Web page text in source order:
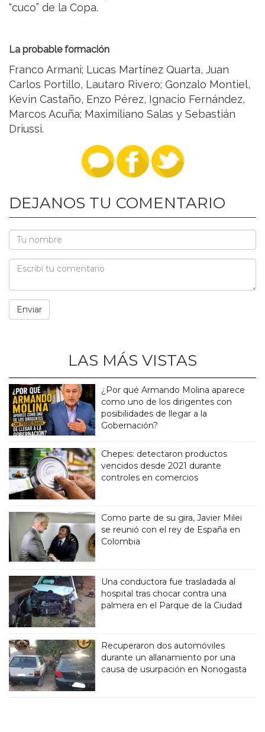
“cuco” de la Copa.
La probable formación
Franco Armani; Lucas Martínez Quarta, Juan
Carlos Portillo, Lautaro Rivero; Gonzalo Montiel,
Kevin Castaño, Enzo Pérez, Ignacio Fernández,
Marcos Acuña; Maximiliano Salas y Sebastián
Driussi.
DEJANOS TU COMENTARIO
LAS MÁS VISTAS
¿Por qué Armando Molina aparece
como uno de los dirigentes con
posibilidades de llegar a la
Gobernación?
Chepes: detectaron productos
vencidos desde 2021 durante
controles en comercios
Como parte de su gira, Javier Milei
se reunió con el rey de España en
Colombia
Una conductora fue trasladada al
hospital tras chocar contra una
palmera en el Parque de la Ciudad
Recuperaron dos automóviles
durante un allanamiento por una
causa de usurpación en Nonogasta